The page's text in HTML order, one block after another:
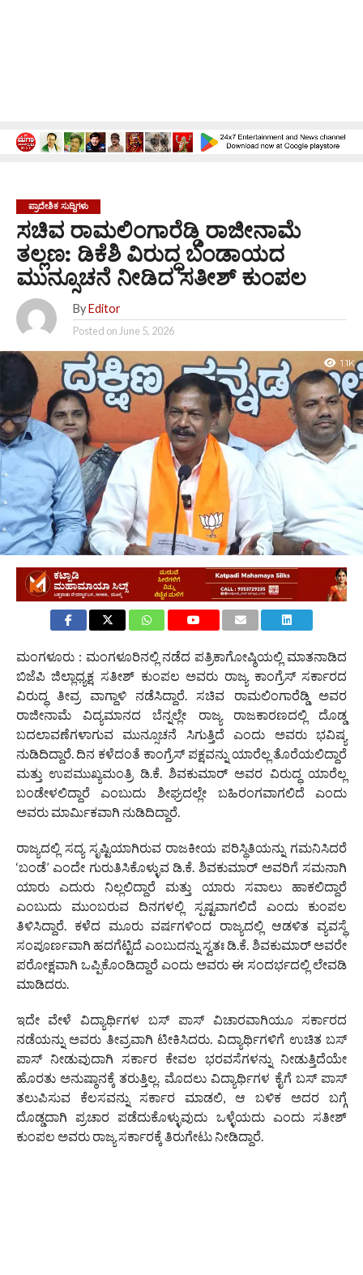
ಪ್ರಾದೇಶಿಕ ಸುದ್ದಿಗಳು
ಸಚಿವ ರಾಮಲಿಂಗಾರೆಡ್ಡಿ ರಾಜೀನಾಮೆ
ತಲ್ಲಣ: ಡಿಕೆಶಿ ವಿರುದ್ಧ ಬಂಡಾಯದ
ಮುನ್ಸೂಚನೆ ನೀಡಿದ ಸತೀಶ್ ಕುಂಪಲ
By Editor
Posted onJune 5, 2026
1.1K
ಮಂಗಳೂರು : ಮಂಗಳೂರಿನಲ್ಲಿ ನಡೆದ ಪತ್ರಿಕಾಗೋಷ್ಠಿಯಲ್ಲಿ ಮಾತನಾಡಿದ
ಬಿಜೆಪಿ ಜಿಲ್ಲಾಧ್ಯಕ್ಷ ಸತೀಶ್ ಕುಂಪಲ ಅವರು ರಾಜ್ಯ ಕಾಂಗ್ರೆಸ್ ಸರ್ಕಾರದ
ವಿರುದ್ಧ ತೀವ್ರ ವಾಗ್ದಾಳಿ ನಡೆಸಿದ್ದಾರೆ. ಸಚಿವ ರಾಮಲಿಂಗಾರೆಡ್ಡಿ ಅವರ
ರಾಜೀನಾಮೆ ವಿದ್ಯಮಾನದ ಬೆನ್ನಲ್ಲೇ ರಾಜ್ಯ ರಾಜಕಾರಣದಲ್ಲಿ ದೊಡ್ಡ
ಬದಲಾವಣೆಗಳಾಗುವ ಮುನ್ಸೂಚನೆ ಸಿಗುತ್ತಿದೆ ಎಂದು ಅವರು ಭವಿಷ್ಯ
ನುಡಿದಿದ್ದಾರೆ. ದಿನ ಕಳೆದಂತೆ ಕಾಂಗ್ರೆಸ್ ಪಕ್ಷವನ್ನು ಯಾರೆಲ್ಲ ತೊರೆಯಲಿದ್ದಾರೆ
ಮತ್ತು ಉಪಮುಖ್ಯಮಂತ್ರಿ ಡಿ.ಕೆ. ಶಿವಕುಮಾರ್ ಅವರ ವಿರುದ್ಧ ಯಾರೆಲ್ಲ
ಬಂಡೇಳಲಿದ್ದಾರೆ ಎಂಬುದು ಶೀಘ್ರದಲ್ಲೇ ಬಹಿರಂಗವಾಗಲಿದೆ ಎಂದು
ಅವರು ಮಾರ್ಮಿಕವಾಗಿ ನುಡಿದಿದ್ದಾರೆ.
ರಾಜ್ಯದಲ್ಲಿ ಸದ್ಯ ಸೃಷ್ಟಿಯಾಗಿರುವ ರಾಜಕೀಯ ಪರಿಸ್ಥಿತಿಯನ್ನು ಗಮನಿಸಿದರೆ
‘ಬಂಡೆ’ ಎಂದೇ ಗುರುತಿಸಿಕೊಳ್ಳುವ ಡಿ.ಕೆ. ಶಿವಕುಮಾರ್ ಅವರಿಗೆ ಸಮನಾಗಿ
ಯಾರು ಎದುರು ನಿಲ್ಲಲಿದ್ದಾರೆ ಮತ್ತು ಯಾರು ಸವಾಲು ಹಾಕಲಿದ್ದಾರೆ
ಎಂಬುದು ಮುಂಬರುವ ದಿನಗಳಲ್ಲಿ ಸ್ಪಷ್ಟವಾಗಲಿದೆ ಎಂದು ಕುಂಪಲ
ತಿಳಿಸಿದ್ದಾರೆ. ಕಳೆದ ಮೂರು ವರ್ಷಗಳಿಂದ ರಾಜ್ಯದಲ್ಲಿ ಆಡಳಿತ ವ್ಯವಸ್ಥೆ
ಸಂಪೂರ್ಣವಾಗಿ ಹದಗೆಟ್ಟಿದೆ ಎಂಬುದನ್ನು ಸ್ವತಃ ಡಿ.ಕೆ. ಶಿವಕುಮಾರ್ ಅವರೇ
ಪರೋಕ್ಷವಾಗಿ ಒಪ್ಪಿಕೊಂಡಿದ್ದಾರೆ ಎಂದು ಅವರು ಈ ಸಂದರ್ಭದಲ್ಲಿ ಲೇವಡಿ
ಮಾಡಿದರು.
ಇದೇ ವೇಳೆ ವಿದ್ಯಾರ್ಥಿಗಳ ಬಸ್ ಪಾಸ್ ವಿಚಾರವಾಗಿಯೂ ಸರ್ಕಾರದ
ನಡೆಯನ್ನು ಅವರು ತೀವ್ರವಾಗಿ ಟೀಕಿಸಿದರು. ವಿದ್ಯಾರ್ಥಿಗಳಿಗೆ ಉಚಿತ ಬಸ್
ಪಾಸ್ ನೀಡುವುದಾಗಿ ಸರ್ಕಾರ ಕೇವಲ ಭರವಸೆಗಳನ್ನು ನೀಡುತ್ತಿದೆಯೇ
ಹೊರತು ಅನುಷ್ಠಾನಕ್ಕೆ ತರುತ್ತಿಲ್ಲ. ಮೊದಲು ವಿದ್ಯಾರ್ಥಿಗಳ ಕೈಗೆ ಬಸ್ ಪಾಸ್
ತಲುಪಿಸುವ ಕೆಲಸವನ್ನು ಸರ್ಕಾರ ಮಾಡಲಿ, ಆ ಬಳಿಕ ಅದರ ಬಗ್ಗೆ
ದೊಡ್ಡದಾಗಿ ಪ್ರಚಾರ ಪಡೆದುಕೊಳ್ಳುವುದು ಒಳ್ಳೆಯದು ಎಂದು ಸತೀಶ್
ಕುಂಪಲ ಅವರು ರಾಜ್ಯ ಸರ್ಕಾರಕ್ಕೆ ತಿರುಗೇಟು ನೀಡಿದ್ದಾರೆ.